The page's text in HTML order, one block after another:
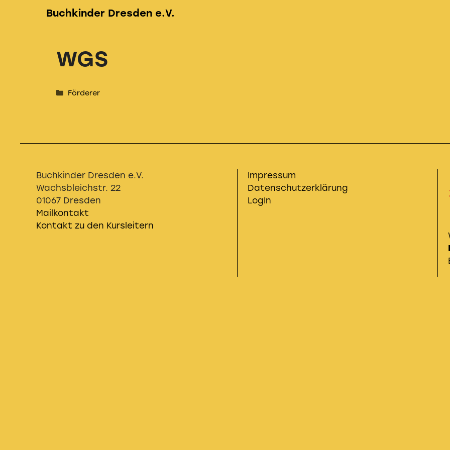
Buchkinder Dresden e.V.
WGS
Kategorien
Förderer
Buchkinder Dresden e.V.
Wachsbleichstr. 22
01067 Dresden
Mailkontakt
Kontakt zu den Kursleitern
Impressum
Datenschutzerklärung
LogIn